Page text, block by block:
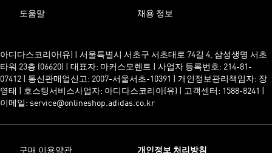
도움말 채용 정보
아디다스코리아(유) | 서울특별시 서초구 서초대로 74길 4, 삼성생명 서초
타워 23층 (06620) | 대표자: 마커스모렌트 | 사업자 등록번호: 214-81-
07412 | 통신판매업신고: 2007-서울서초-10391 | 개인정보관리책임자: 장
영태 | 호스팅서비스사업자: 아디다스코리아(유) | 고객센터: 1588-8241 |
이메일: service@onlineshop.adidas.co.kr
구매 이용약관 개인정보 처리방침